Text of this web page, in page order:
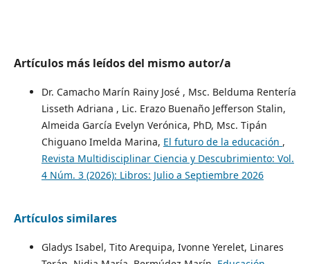
Artículos más leídos del mismo autor/a
Dr. Camacho Marín Rainy José , Msc. Belduma Rentería
Lisseth Adriana , Lic. Erazo Buenaño Jefferson Stalin,
Almeida García Evelyn Verónica, PhD, Msc. Tipán
Chiguano Imelda Marina, El futuro de la educación ,
Revista Multidisciplinar Ciencia y Descubrimiento: Vol.
4 Núm. 3 (2026): Libros: Julio a Septiembre 2026
Artículos similares
Gladys Isabel, Tito Arequipa, Ivonne Yerelet, Linares